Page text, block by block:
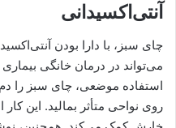
آنتی‌اکسیدانی
چای سبز، با دارا بودن
می‌تواند در درمان خانگی
استفاده موضعی، چای سبز را دم
روی نواحی متأثر بمالید. این